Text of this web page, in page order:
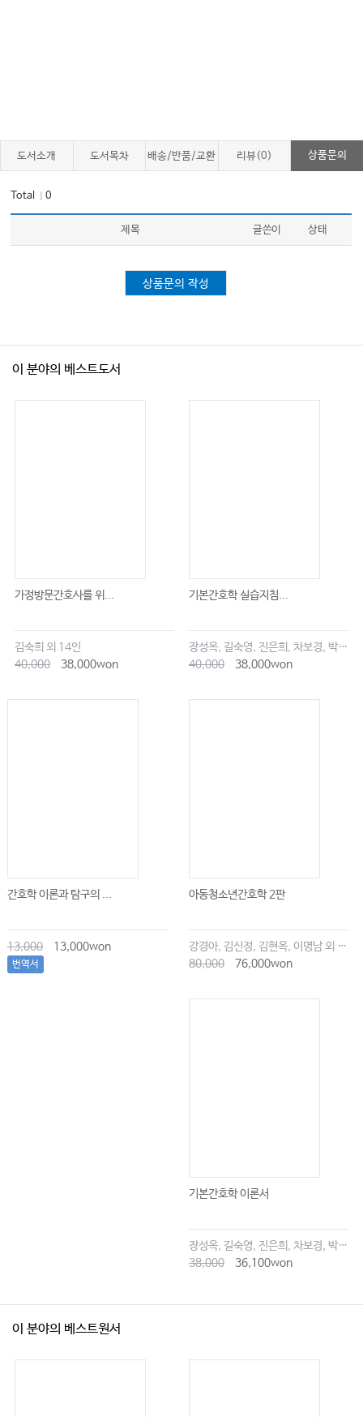
도서소개 도서목차 배송/반품/교환 리뷰(0) 상품문의
Total ｜0
제목 글쓴이 상태
상품문의 작성
이 분야의 베스트도서
가정방문간호사를 위...
김숙희 외 14인
40,000
38,000won
기본간호학 실습지침...
장성옥, 길숙영, 진은희, 차보경, 박창승, 김영희, 임세현, 김은재, 이해랑
40,000
38,000won
간호학 이론과 탐구의 ...
13,000 13,000won
번역서
아동청소년간호학 2판
강경아, 김신정, 김현옥, 이명남 외 공저
80,000
76,000won
기본간호학 이론서
장성옥, 길숙영, 진은희, 차보경, 박창승, 김영희, 임세현, 김은재, 이해랑
38,000
36,100won
이 분야의 베스트원서